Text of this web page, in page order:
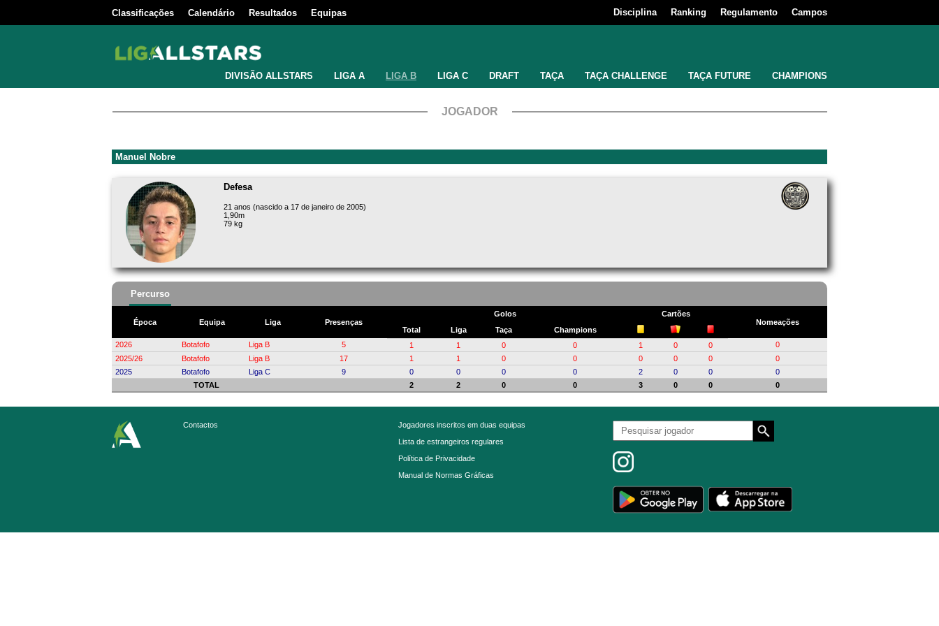
Classificações Calendário Resultados Equipas Disciplina Ranking Regulamento Campos
DIVISÃO ALLSTARS LIGA A LIGA B LIGA C DRAFT TAÇA TAÇA CHALLENGE TAÇA FUTURE CHAMPIONS
JOGADOR
Manuel Nobre
Defesa
21 anos (nascido a 17 de janeiro de 2005)
1,90m
79 kg
Percurso
Época Equipa Liga Presenças
Golos
Cartões
Nomeações
Total
Liga Taça
Champions
2026
Botafofo Liga B 5 1 1 0 0 1 0 0
0
2025/26
Botafofo Liga B 17 1 1 0 0 0 0 0
0
2025
Botafofo Liga C 9 0 0 0 0 2 0 0
0
TOTAL
2 2 0 0 3 0 0 0
Contactos
Jogadores inscritos em duas equipas
Lista de estrangeiros regulares
Política de Privacidade
Manual de Normas Gráficas